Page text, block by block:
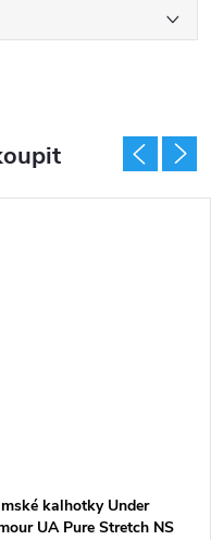
kalhotky Under
UA Pure Stretch NS